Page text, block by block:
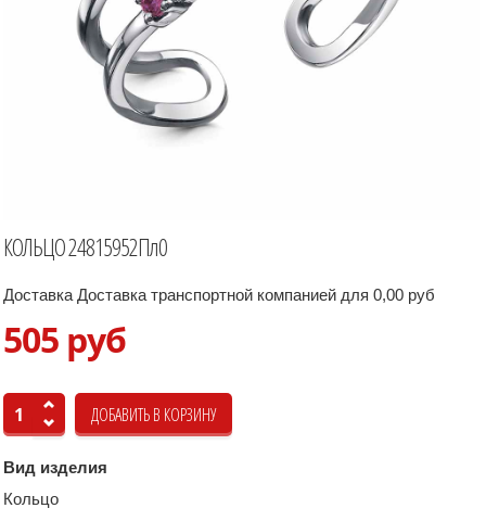
КОЛЬЦО 24815952Пл0
Доставка Доставка транспортной компанией для 0,00 руб
505 руб
Вид изделия
Кольцо